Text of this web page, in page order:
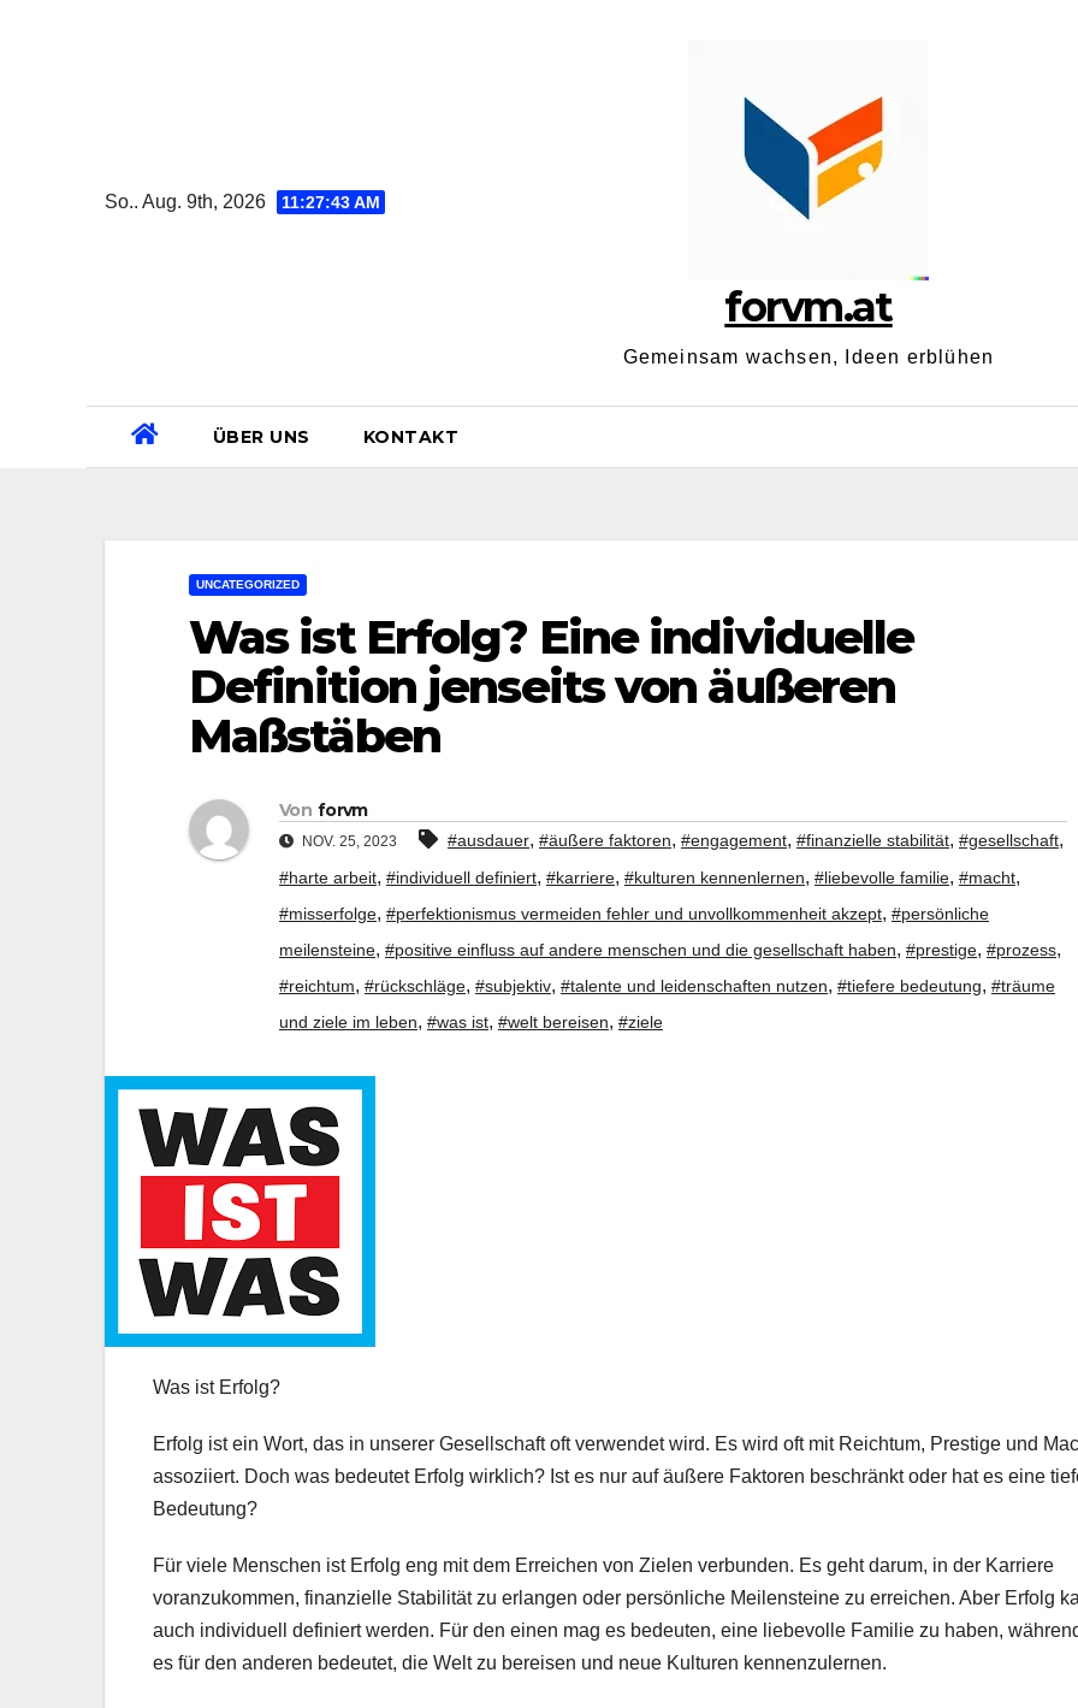
So.. Aug. 9th, 2026 11:27:43 AM
forvm.at
Gemeinsam wachsen, Ideen erblühen
ÜBER UNS KONTAKT
UNCATEGORIZED
Was ist Erfolg? Eine individuelle
Definition jenseits von äußeren
Maßstäben
Von forvm
NOV. 25, 2023 #ausdauer, #äußere faktoren, #engagement, #finanzielle stabilität, #gesellschaft,
#harte arbeit, #individuell definiert, #karriere, #kulturen kennenlernen, #liebevolle familie, #macht,
#misserfolge, #perfektionismus vermeiden fehler und unvollkommenheit akzept, #persönliche
meilensteine, #positive einfluss auf andere menschen und die gesellschaft haben, #prestige, #prozess,
#reichtum, #rückschläge, #subjektiv, #talente und leidenschaften nutzen, #tiefere bedeutung, #träume
und ziele im leben, #was ist, #welt bereisen, #ziele
Was ist Erfolg?
Erfolg ist ein Wort, das in unserer Gesellschaft oft verwendet wird. Es wird oft mit Reichtum, Prestige und
assoziiert. Doch was bedeutet Erfolg wirklich? Ist es nur auf äußere Faktoren beschränkt oder hat es eine
Bedeutung?
Für viele Menschen ist Erfolg eng mit dem Erreichen von Zielen verbunden. Es geht darum, in der Karriere
voranzukommen, finanzielle Stabilität zu erlangen oder persönliche Meilensteine zu erreichen. Aber Erfolg
auch individuell definiert werden. Für den einen mag es bedeuten, eine liebevolle Familie zu haben,
es für den anderen bedeutet, die Welt zu bereisen und neue Kulturen kennenzulernen.